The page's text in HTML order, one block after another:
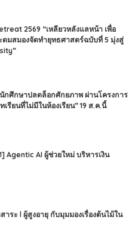
2569 “เหลียวหลังแลหน้า เพื่อ
ดมสมองจัดทำยุทธศาสตร์ฉบับที่ 5 มุ่งสู่
กศึกษาปลดล็อกศักยภาพ ผ่านโครงการ
รียนที่ไม่มีในห้องเรียน” 19 ส.ค.นี้
Agentic AI ผู้ช่วยใหม่ บริหารเงิน
าระ l ผู้สูงอายุ กับมุมมองเรื่องต้นไม้ใน